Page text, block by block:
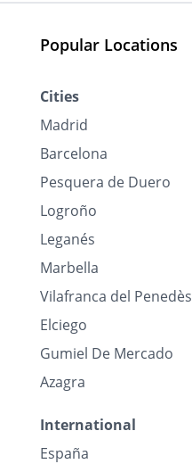
Popular Locations
Cities
Madrid
Barcelona
Pesquera de Duero
Logroño
Leganés
Marbella
Vilafranca del Penedès
Elciego
Gumiel De Mercado
Azagra
International
España